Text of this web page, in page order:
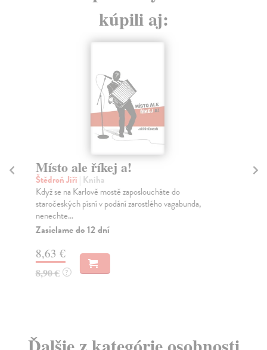
kúpili aj:
Místo ale říkej a!
Štědroň Jiří | Kniha
Když se na Karlově mostě zaposloucháte do
staročeských písní v podání zarostlého vagabunda,
nenechte...
Zasielame do 12 dní
8,63 €
8,90 € ?